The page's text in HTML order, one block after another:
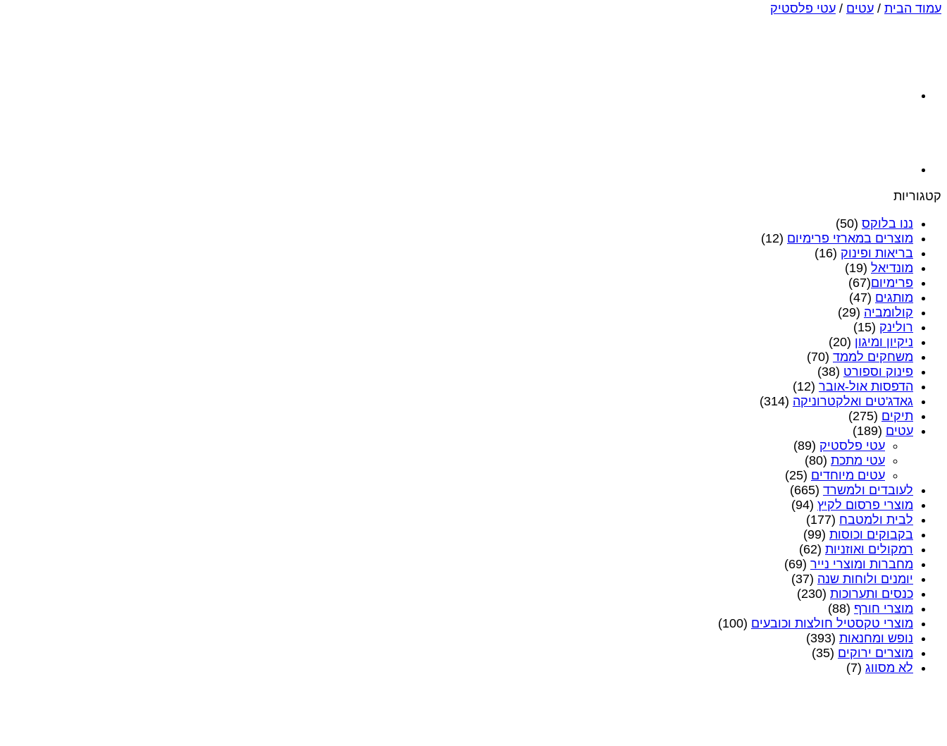
עמוד הבית / עטים / עטי פלסטיק
קטגוריות
ננו בלוקס (50)
מוצרים במארזי פרימיום (12)
בריאות ופינוק (16)
מונדיאל (19)
פרימיום‎(67)
מותגים (47)
קולומביה (29)
רולינק (15)
ניקיון ומיגון (20)
משחקים לממד (70)
פינוק וספורט (38)
הדפסות אול-אובר (12)
גאדג'טים ואלקטרוניקה (314)
תיקים (275)
עטים (189)
עטי פלסטיק (89)
עטי מתכת (80)
עטים מיוחדים (25)
לעובדים ולמשרד (665)
מוצרי פרסום לקיץ (94)
לבית ולמטבח (177)
בקבוקים וכוסות (99)
רמקולים ואוזניות (62)
מחברות ומוצרי נייר (69)
יומנים ולוחות שנה (37)
כנסים ותערוכות (230)
מוצרי חורף (88)
מוצרי טקסטיל חולצות וכובעים (100)
נופש ומחנאות (393)
מוצרים ירוקים (35)
לא מסווג (7)